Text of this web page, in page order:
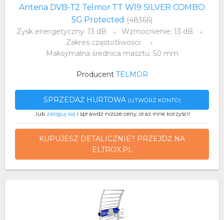
Antena DVB-T2 Telmor TT W19 SILVER COMBO
5G Protected (48366)
Zysk energetyczny: 13 dB
Wzmocnienie: 13 dB
Zakres częstotliwości:
Maksymalna średnica masztu: 50 mm
Producent TELMOR
SPRZEDAŻ HURTOWA (UTWÓRZ KONTO)
..lub zaloguj się i sprawdź niższe ceny, oraz inne korzyści!
KUPUJESZ DETALICZNIE? PRZEJDŹ NA
ELTROX.PL